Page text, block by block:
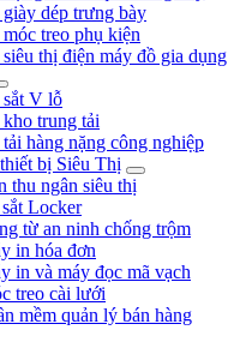
dép trưng bày
treo phụ kiện
thị điện máy đồ gia dụng
V lỗ
trung tải
hàng nặng công nghiệp
bị Siêu Thị
thu ngân siêu thị
Locker
từ an ninh chống trộm
in hóa đơn
in và máy đọc mã vạch
treo cài lưới
mềm quản lý bán hàng